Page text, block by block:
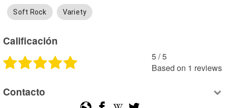
Soft Rock Variety
Calificación
5 /5
Based on 1 reviews
Contacto